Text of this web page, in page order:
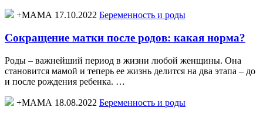
+МАМА 17.10.2022 Беременность и роды
Сокращение матки после родов: какая норма?
Роды – важнейший период в жизни любой женщины. Она
становится мамой и теперь ее жизнь делится на два этапа – до
и после рождения ребенка. …
+МАМА 18.08.2022 Беременность и роды